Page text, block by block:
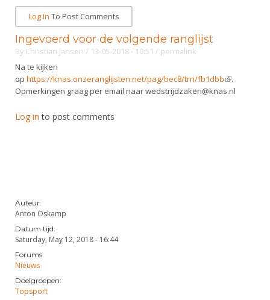
Alle Verenigingen
Nieuws
Verenigingsondersteuning
Witte Vlekkenplan
Oprichting Vereniging
JEC
Veteranenwedstrijden
Nieuws
Scheidsrechterslijst
Promotie en logo
Geschiedenis van het schermen
Scheidsrechter Documentatie
Opleidingen
Tuchtzaken
Archief
Infotheek
Log In To Post Comments
Ingevoerd voor de volgende ranglijst
By Christian Jansen / 13-05-2018 - 10:51 / permalink
Na te kijken
op https://knas.onzeranglijsten.net/pag/bec8/trn/fb1dbb(link is
external)
.
Opmerkingen graag per email naar wedstrijdzaken@knas.nl
Log in to post comments
Auteur:
Anton Oskamp
Datum tijd:
Saturday, May 12, 2018 - 16:44
Forums:
Nieuws
Doelgroepen:
Topsport